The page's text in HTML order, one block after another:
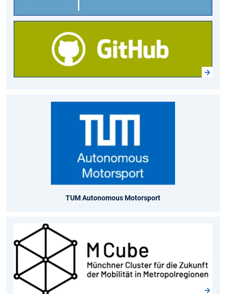
TUM Autonomous Motorsport